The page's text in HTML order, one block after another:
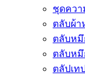
ชุดคว
ตลับผ้า
ตลับหมึ
ตลับหมึ
ตลัปเท